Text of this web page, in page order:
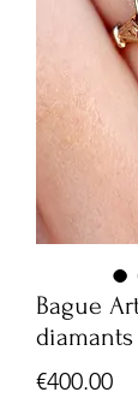
Bague
€400.00